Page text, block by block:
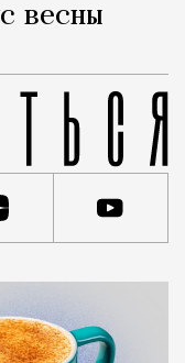
весны